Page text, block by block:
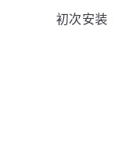
初次安装